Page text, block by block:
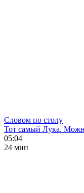
Словом по столу
Тот самый Лука.
05:04
24 мин